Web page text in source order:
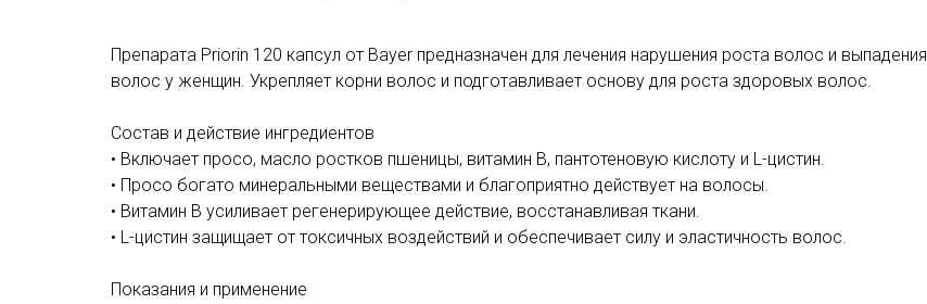
Препарата Priorin 120 капсул от Bayer предназначен для лечения нарушения роста волос и выпадения
волос у женщин. Укрепляет корни волос и подготавливает основу для роста здоровых волос.
Состав и действие ингредиентов
• Включает просо, масло ростков пшеницы, витамин В, пантотеновую кислоту и L-цистин.
• Просо богато минеральными веществами и благоприятно действует на волосы.
• Витамин В усиливает регенерирующее действие, восстанавливая ткани.
• L-цистин защищает от токсичных воздействий и обеспечивает силу и эластичность волос.
Показания и применение